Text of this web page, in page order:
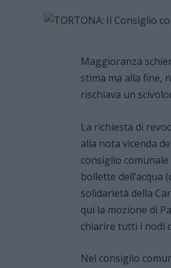
Maggioranza
stima ma alla fine,
rischiava un
La richiesta di
alla nota vicenda
consiglio
bollette dell’acqua
solidarietà della
qui la mozione di
chiarire tutti i nodi
Nel consiglio